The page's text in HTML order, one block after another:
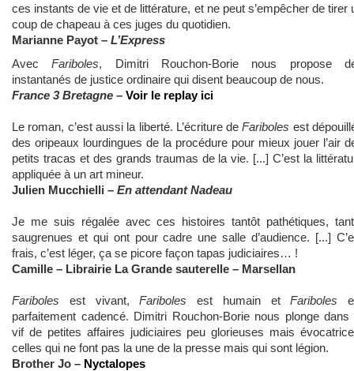
ces instants de vie et de littérature, et ne peut s’empêcher de tirer
coup de chapeau à ces juges du quotidien.
Marianne Payot – L’Express
AvecFariboles, Dimitri Rouchon-Borie nous propose
instantanés de justice ordinaire qui disent beaucoup de nous.
France 3 Bretagne – Voir le replay ici
Le roman, c’est aussi la liberté. L’écriture deFariboles est
des oripeaux lourdingues de la procédure pour mieux jouer l’air
petits tracas et des grands traumas de la vie. [...] C’est la
appliquée à un art mineur.
Julien Mucchielli – En attendant Nadeau
Je me suis régalée avec ces histoires tantôt pathétiques,
saugrenues et qui ont pour cadre une salle d’audience. [...]
frais, c’est léger, ça se picore façon tapas judiciaires… !
Camille – Librairie La Grande sauterelle – Marsellan
Fariboles est vivant,Fariboles est humain etFariboles
parfaitement cadencé. Dimitri Rouchon-Borie nous plonge dans
vif de petites affaires judiciaires peu glorieuses mais
celles qui ne font pas la une de la presse mais qui sont légion.
Brother Jo – Nyctalopes